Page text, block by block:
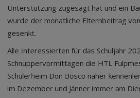
Unterstützung zugesagt hat und ein
wurde der monatliche Elternbeitrag
gesenkt.
Alle Interessierten für das Schuljahr
Schnuppervormittagen die HTL
Schülerheim Don Bosco näher
im Dezember und Jänner immer am